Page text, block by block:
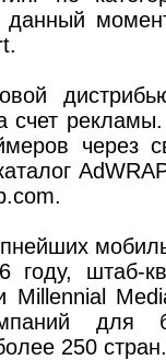
счет
через
штаб-
для
250 стран.